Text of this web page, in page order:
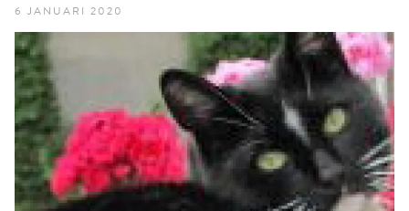
6 JANUARI 2020